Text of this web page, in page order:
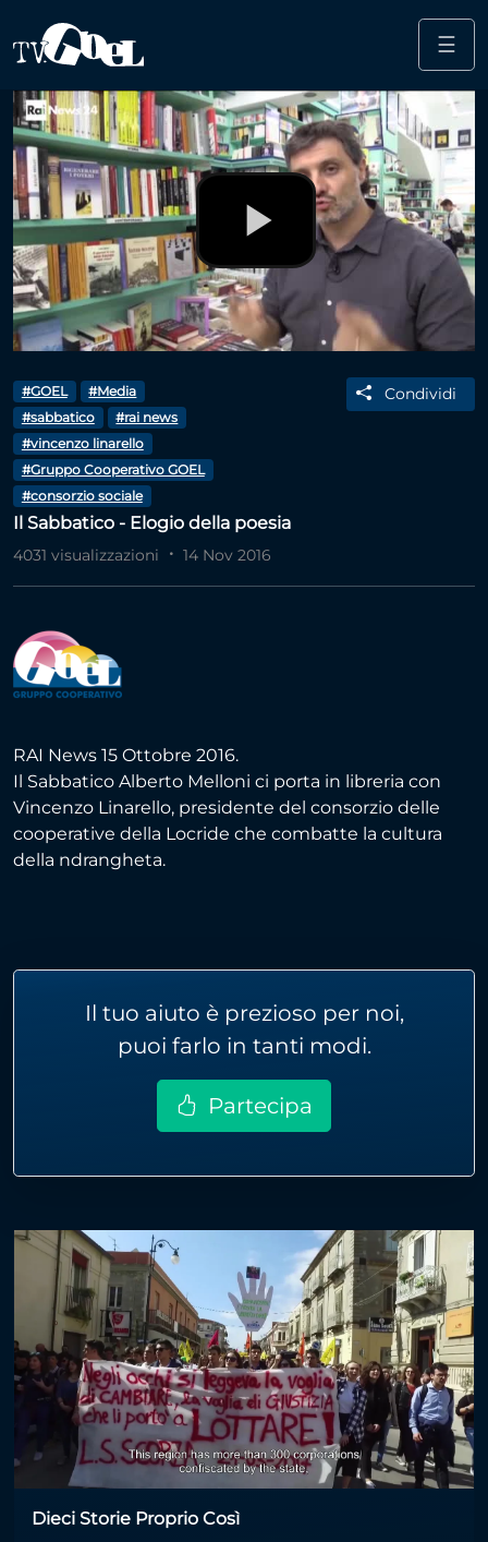
Salta al contenuto principale
☰
Play
Video
#GOEL
#Media
#sabbatico
#rai news
#vincenzo linarello
#Gruppo Cooperativo GOEL
#consorzio sociale
Condividi
Il Sabbatico - Elogio della poesia
4031 visualizzazioni 14 Nov 2016
RAI News 15 Ottobre 2016.
Il Sabbatico Alberto Melloni ci porta in libreria con
Vincenzo Linarello, presidente del consorzio delle
cooperative della Locride che combatte la cultura
della ndrangheta.
Il tuo aiuto è prezioso per noi,
puoi farlo in tanti modi.
Partecipa
Dieci Storie Proprio Così